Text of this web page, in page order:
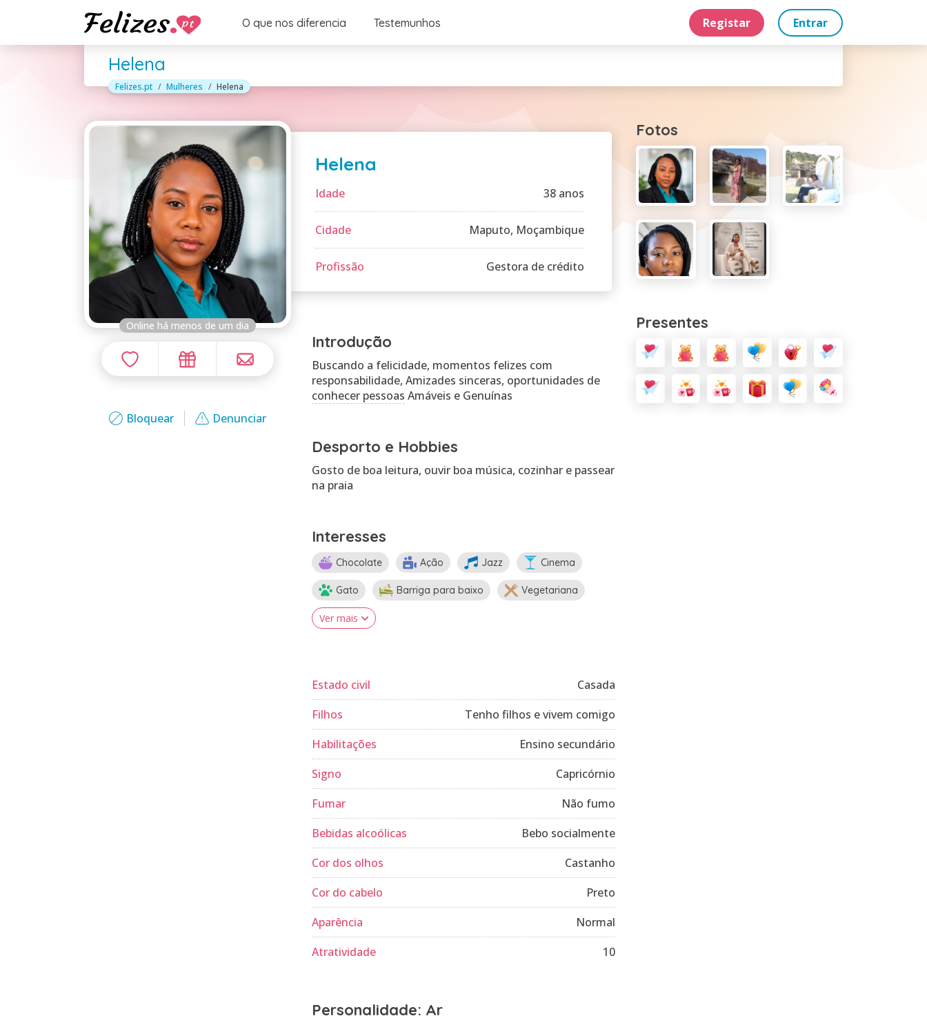
O que nos diferencia Testemunhos Registar Entrar
Helena
Felizes.pt Mulheres Helena
Online há menos de um dia
Bloquear Denunciar
Helena
Idade 38 anos
Cidade Maputo, Moçambique
Profissão Gestora de crédito
Introdução
Buscando a felicidade, momentos felizes com
responsabilidade, Amizades sinceras, oportunidades de
conhecer pessoas Amáveis e Genuínas
Desporto e Hobbies
Gosto de boa leitura, ouvir boa música, cozinhar e passear
na praia
Interesses
Chocolate Ação Jazz Cinema
Gato Barriga para baixo Vegetariana
Ver mais
Estado civil
Casada
Filhos
Tenho filhos e vivem comigo
Habilitações
Ensino secundário
Signo
Capricórnio
Fumar
Não fumo
Bebidas alcoólicas
Bebo socialmente
Cor dos olhos
Castanho
Cor do cabelo
Preto
Aparência
Normal
Atratividade
10
Personalidade: Ar
Fotos
Presentes